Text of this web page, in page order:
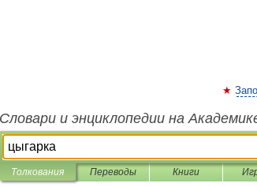
Словари и энциклопедии на
Толкования Переводы Книги